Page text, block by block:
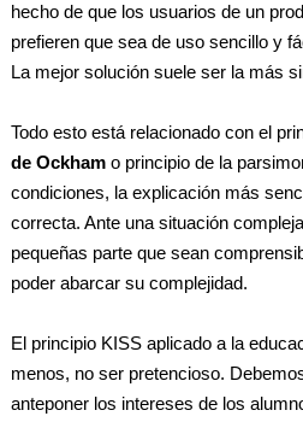
hecho de que los usuarios de un
prefieren que sea de uso sencillo y
La mejor solución suele ser la más
Todo esto está relacionado con el
de Ockhamo principio de la
condiciones, la explicación más
correcta. Ante una situación
pequeñas parte que sean
poder abarcar su complejidad.
El principio KISS aplicado a la
menos, no ser pretencioso.
anteponer los intereses de los